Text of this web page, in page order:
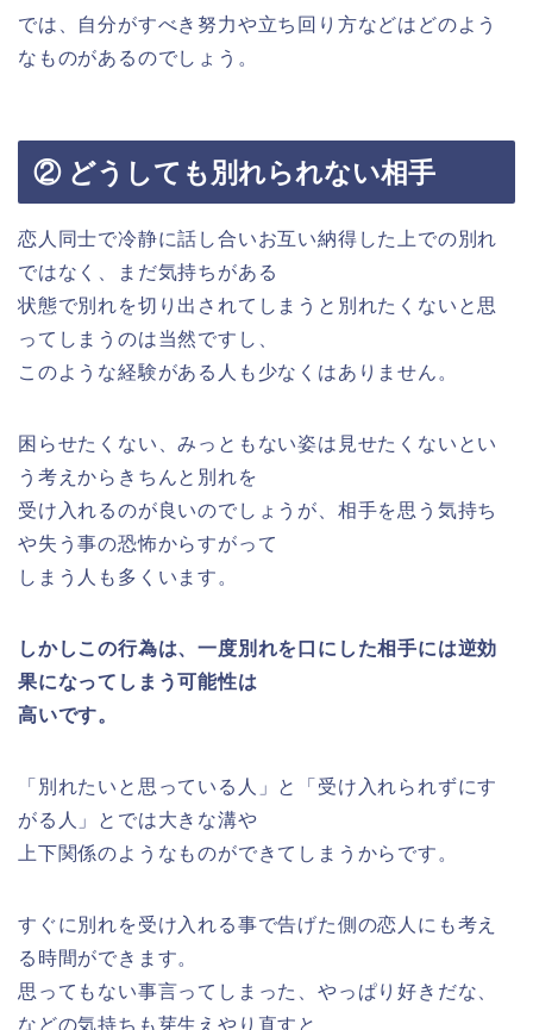
では、自分がすべき努力や立ち回り方などはどのよう
なものがあるのでしょう。
② どうしても別れられない相手
恋人同士で冷静に話し合いお互い納得した上での別れ
ではなく、まだ気持ちがある
状態で別れを切り出されてしまうと別れたくないと思
ってしまうのは当然ですし、
このような経験がある人も少なくはありません。
困らせたくない、みっともない姿は見せたくないとい
う考えからきちんと別れを
受け入れるのが良いのでしょうが、相手を思う気持ち
や失う事の恐怖からすがって
しまう人も多くいます。
しかしこの行為は、一度別れを口にした相手には逆効
果になってしまう可能性は
高いです。
「別れたいと思っている人」と「受け入れられずにす
がる人」とでは大きな溝や
上下関係のようなものができてしまうからです。
すぐに別れを受け入れる事で告げた側の恋人にも考え
る時間ができます。
思ってもない事言ってしまった、やっぱり好きだな、
などの気持ちも芽生えやり直すと